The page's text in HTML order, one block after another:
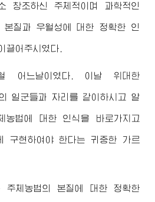
창조하신 주체적이며 과학적인
본질과 우월성에 대한 정확한 인
끌어주시였다.
어느날이였다. 이날 위대한
일군들과 자리를 같이하시고 알
농법에 대한 인식을 바로가지고
구현하여야 한다는 귀중한 가르
주체농법의 본질에 대한 정확한